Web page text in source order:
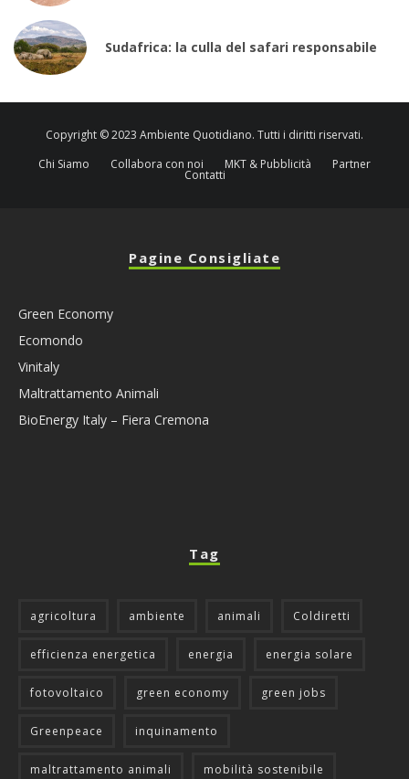
Sudafrica: la culla del safari responsabile
Copyright © 2023 Ambiente Quotidiano. Tutti i diritti riservati.
Chi Siamo
Collabora con noi MKT & Pubblicità Partner
Contatti
Pagine Consigliate
Green Economy
Ecomondo
Vinitaly
Maltrattamento Animali
BioEnergy Italy – Fiera Cremona
Tag
agricoltura ambiente animali Coldiretti
efficienza energetica energia energia solare
fotovoltaico green economy green jobs
Greenpeace inquinamento
maltrattamento animali mobilità sostenibile